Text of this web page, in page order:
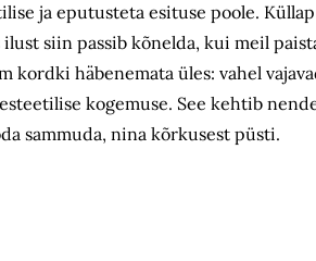
ja eputusteta esituse poole.
siin passib kõnelda, kui meil
kordki häbenemata üles: vahel
kogemuse. See kehtib
sammuda, nina kõrkusest püsti.